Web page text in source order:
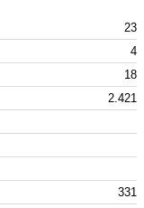
23
4
18
2.421
331